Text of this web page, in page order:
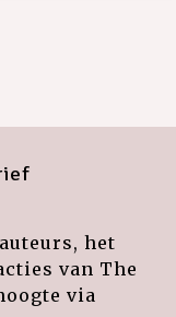
het
van The
via